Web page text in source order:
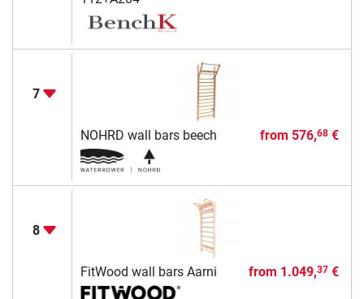
7
NOHRD wall bars beech from 576,68€
8
FitWood wall bars Aarni from 1.049,37€